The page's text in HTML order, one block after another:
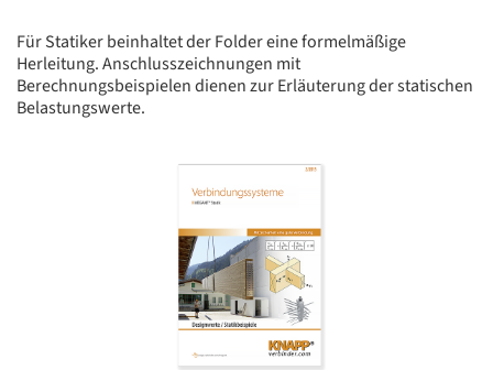
Für Statiker beinhaltet der Folder eine formelmäßige
Herleitung. Anschlusszeichnungen mit
Berechnungsbeispielen dienen zur Erläuterung der statischen
Belastungswerte.